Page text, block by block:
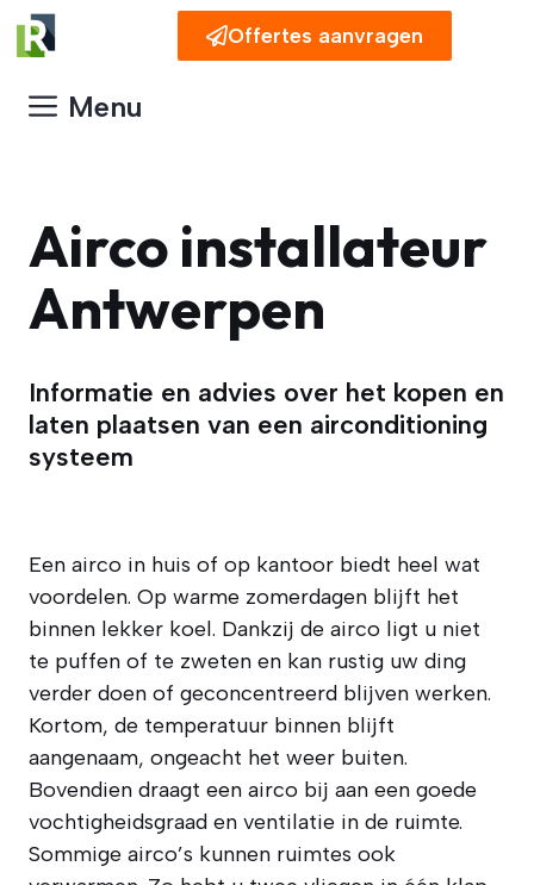
Spring
naar
inhoud Menu
Offertes aanvragen
Airco installateur
Antwerpen
Informatie en advies over het kopen en
laten plaatsen van een airconditioning
systeem
Een airco in huis of op kantoor biedt heel wat
voordelen. Op warme zomerdagen blijft het
binnen lekker koel. Dankzij de airco ligt u niet
te puffen of te zweten en kan rustig uw ding
verder doen of geconcentreerd blijven werken.
Kortom, de temperatuur binnen blijft
aangenaam, ongeacht het weer buiten.
Bovendien draagt een airco bij aan een goede
vochtigheidsgraad en ventilatie in de ruimte.
Sommige airco’s kunnen ruimtes ook